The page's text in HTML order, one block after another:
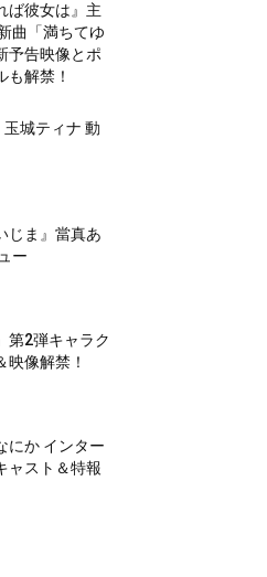
ば彼女は』主
曲「満ちてゆ
予告映像とポ
も解禁！
玉城ティナ 動
じま』當真あ
ー
第2弾キャラク
映像解禁！
にか インター
ャスト＆特報